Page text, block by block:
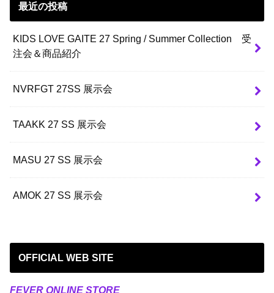
最近の投稿
KIDS LOVE GAITE 27 Spring / Summer Collection 受
注会＆商品紹介
NVRFGT 27SS 展示会
TAAKK 27 SS 展示会
MASU 27 SS 展示会
AMOK 27 SS 展示会
OFFICIAL WEB SITE
FEVER ONLINE STORE